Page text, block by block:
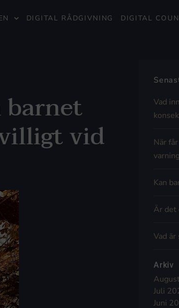
DIGITAL RÅDGIVNING DIGITAL
barnet
vid
Vad
När
Kan
Är det
Vad
Arkiv
Juli
Juni